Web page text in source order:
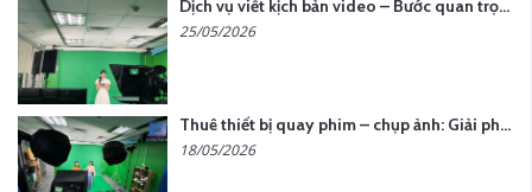
Dịch vụ viết kịch bản video – Bước quan trọng quyết định thành công nội dung
25/05/2026
Thuê thiết bị quay phim – chụp ảnh: Giải pháp tối ưu chi phí cho doanh nghiệp
18/05/2026